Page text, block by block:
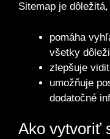
Sitemap je
pomáha
všetky
zlepšuje
umožňuje
dodatočné
Ako vytvoriť